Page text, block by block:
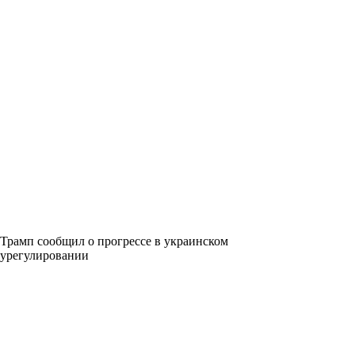
Трамп сообщил о прогрессе в украинском
урегулировании